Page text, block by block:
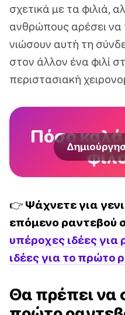
σχετικά με τα φιλιά,
ανθρώπους αρέσει να
νιώσουν αυτή τη
στον άλλον ένα φιλί
περιστασιακή
Πόσο καλά
👉 Ψάχνετε για
επόμενο ραντεβού
υπέροχες ιδέες για
ιδέες για το πρώτο
Θα πρέπει να